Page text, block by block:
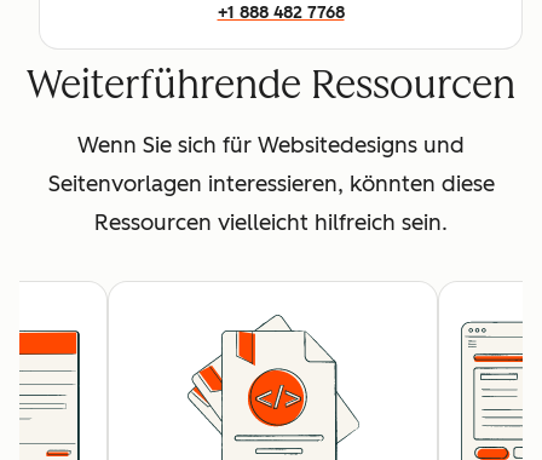
+1 888 482 7768
Weiterführende Ressourcen
Wenn Sie sich für Websitedesigns und
Seitenvorlagen interessieren, könnten diese
Ressourcen vielleicht hilfreich sein.